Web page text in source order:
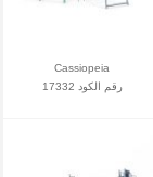
Cassiopeia
رقم الكود 17332